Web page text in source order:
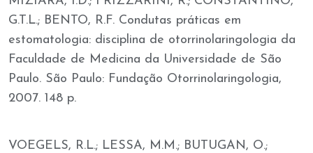
G.T.L.; BENTO, R.F. Condutas práticas em
estomatologia: disciplina de otorrinolaringologia da
Faculdade de Medicina da Universidade de São
Paulo. São Paulo: Fundação Otorrinolaringologia,
2007. 148 p.
VOEGELS, R.L.; LESSA, M.M.; BUTUGAN, O.;